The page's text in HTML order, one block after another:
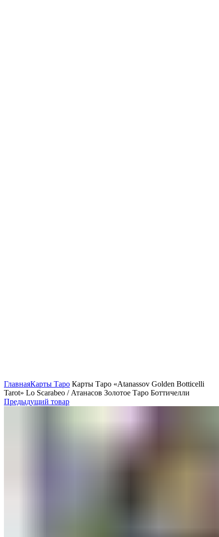
ГлавнаяКарты Таро Карты Таро «Atanassov Golden Botticelli
Tarot» Lo Scarabeo / Атанасов Золотое Таро Боттичелли
Предыдущий товар